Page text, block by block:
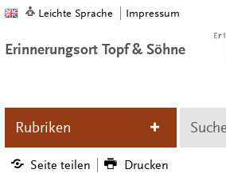
Leichte Sprache Impressum
Erinnerungsort Topf & Söhne
Rubriken
Seite teilen Drucken